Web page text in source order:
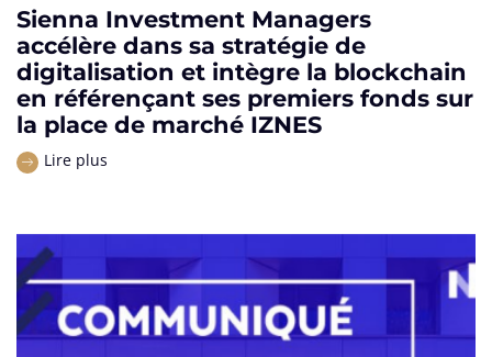
Sienna Investment Managers
accélère dans sa stratégie de
digitalisation et intègre la blockchain
en référençant ses premiers fonds sur
la place de marché IZNES
Lire plus